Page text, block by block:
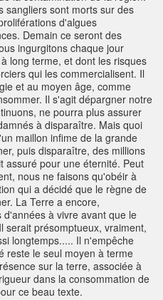
sangliers sont morts sur des
d'algues
Demain ce seront des
ingurgitons chaque jour
long terme, et dont les risques
qui les commercialisent. Il
et au moyen âge, comme
Il s'agit dépargner notre
ne pourra plus assurer
à disparaître. Mais quoi
maillon infime de la grande
puis disparaître, des millions
assuré pour une éternité. Peut
nous ne faisons qu'obéir à
qui a décidé que le règne de
La Terre a encore,
à vivre avant que le
serait présomptueux, vraiment,
longtemps..... Il n'empêche
reste le seul moyen à terme
sur la terre, associée à
dans la consommation de
ce beau texte.